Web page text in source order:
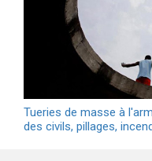
Tueries de masse à
des civils, pillages,